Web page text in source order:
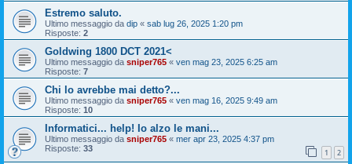
Estremo saluto.
Ultimo messaggio da dip « sab lug 26, 2025 1:20 pm
Risposte: 2
Goldwing 1800 DCT 2021<
Ultimo messaggio da sniper765 « ven mag 23, 2025 6:25 am
Risposte: 7
Chi lo avrebbe mai detto?...
Ultimo messaggio da sniper765 « ven mag 16, 2025 9:49 am
Risposte: 10
Informatici... help! Io alzo le mani...
Ultimo messaggio da sniper765 « mer apr 23, 2025 4:37 pm
Risposte: 33 1 2